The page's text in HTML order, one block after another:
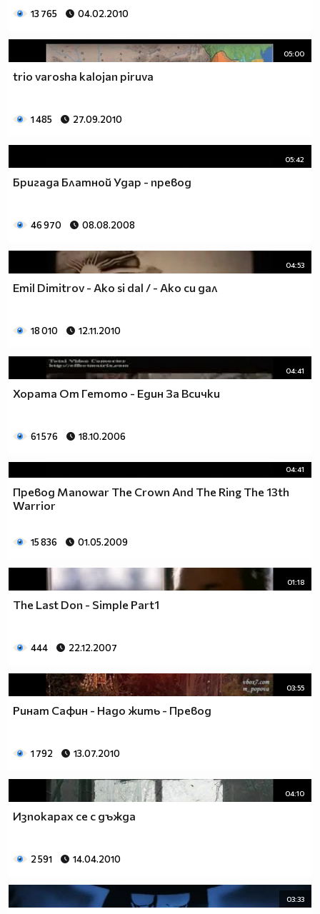
13 765 04.02.2010
05:00
trio varosha kalojan piruva
1 485 27.09.2010
05:42
Бригада Блатной Удар - превод
46 970 08.08.2008
04:53
Emil Dimitrov - Ako si dal / - Ако си дал
18 010 12.11.2010
04:41
Хората От Гетото - Един За Всички
61 576 18.10.2006
04:41
Превод Manowar The Crown And The Ring The 13th
Warrior
15 836 01.05.2009
01:18
The Last Don - Simple Part1
444 22.12.2007
03:55
Ринат Сафин - Надо жить - Превод
1 792 13.07.2010
04:10
Изпокарах се с дъжда
2 591 14.04.2010
03:33